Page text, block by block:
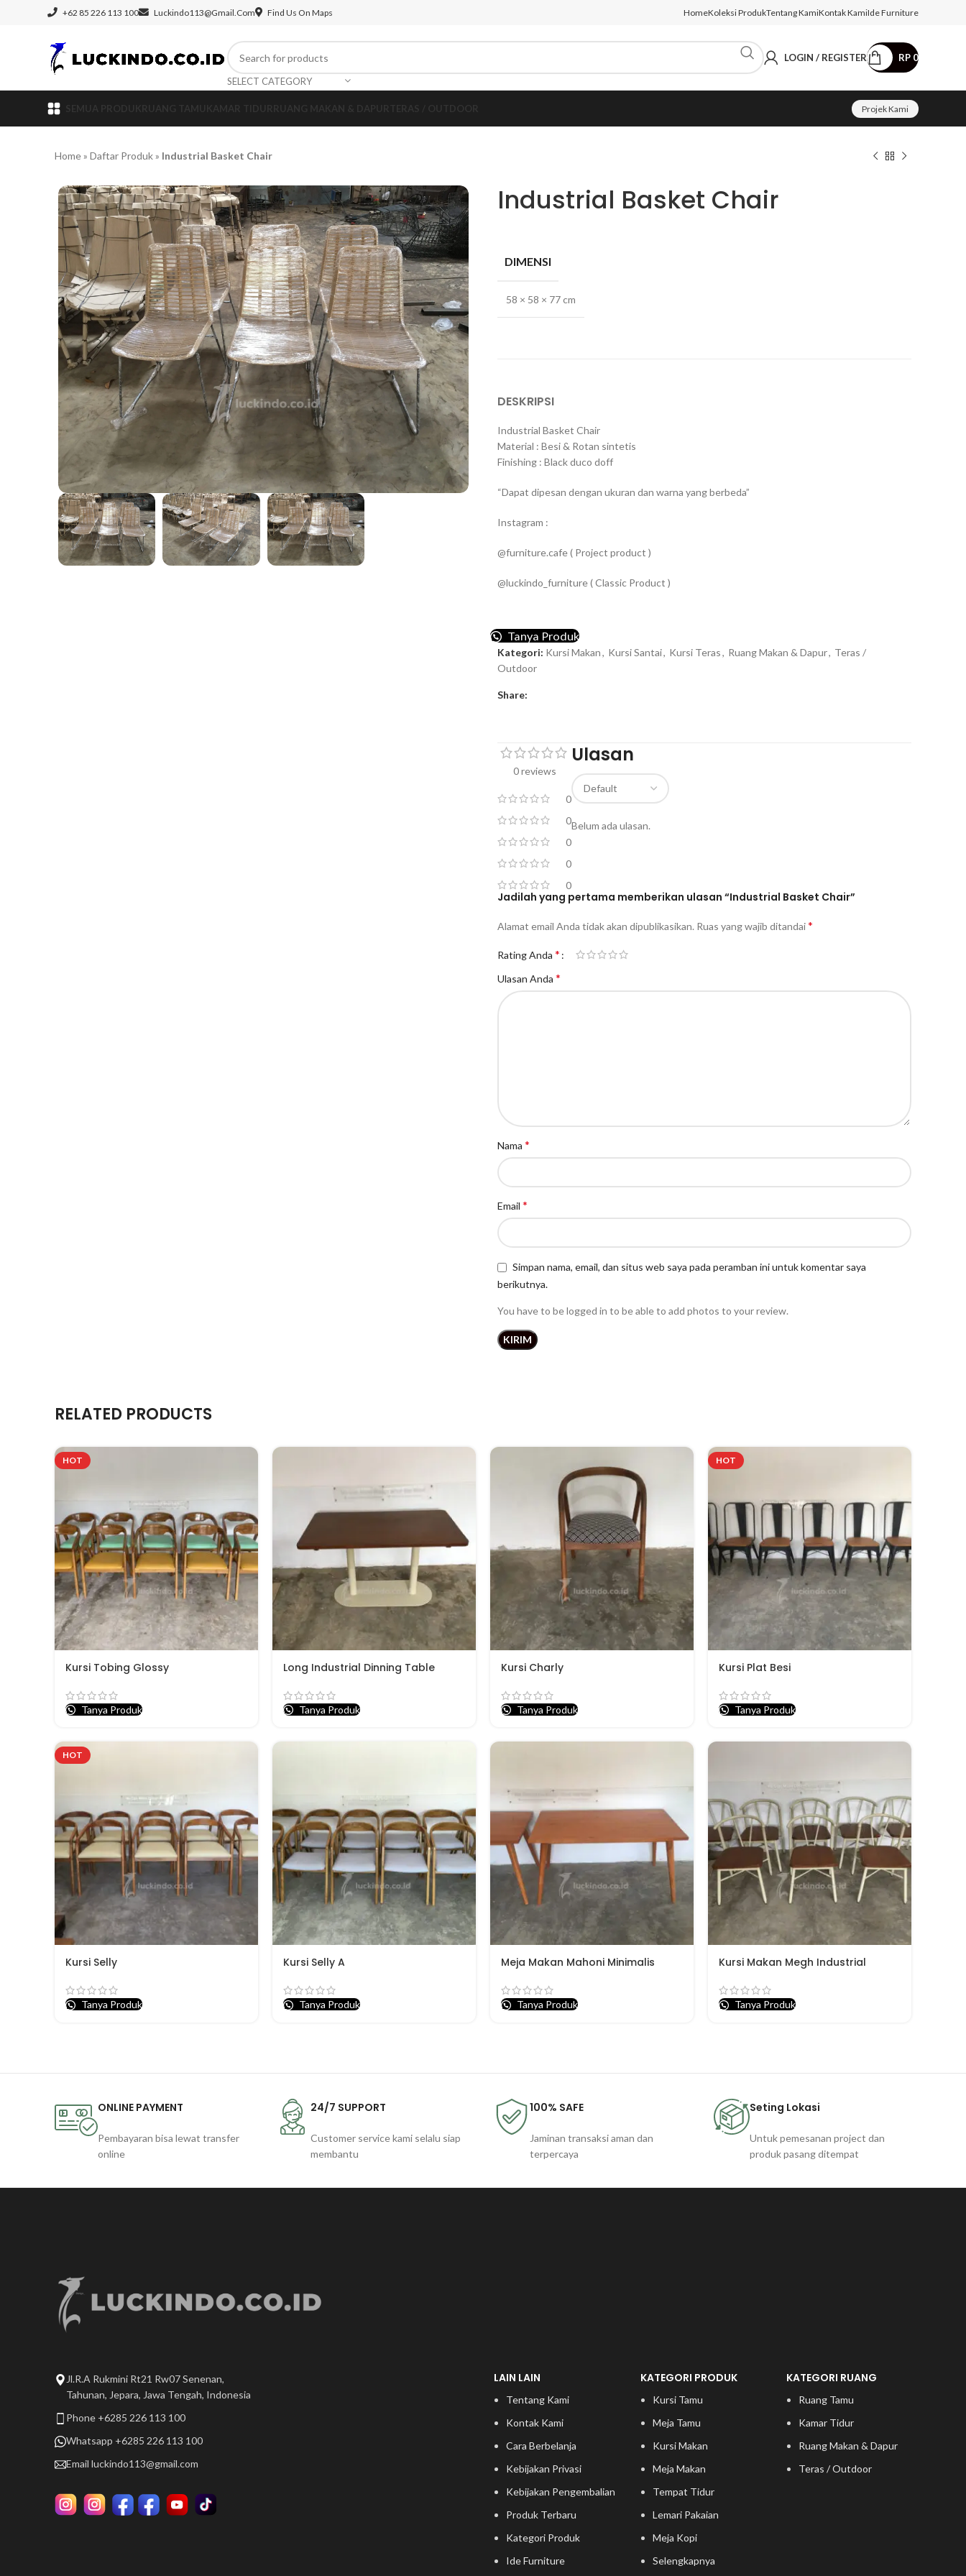
+62 85 226 113 100 Luckindo113@gmail.com Find Us On Maps HomeKoleksi ProdukTentang KamiKontak KamiIde Furniture
SELECT CATEGORY
LOGIN / REGISTER RP 0
Projek Kami
Home» Daftar Produk» Industrial Basket Chair
Industrial Basket Chair
DIMENSI
58 × 58 × 77 cm
DESKRIPSI
Industrial Basket Chair
Material : Besi & Rotan sintetis
Finishing : Black duco doff
“Dapat dipesan dengan ukuran dan warna yang berbeda”
Instagram :
@furniture.cafe ( Project product )
@luckindo_furniture ( Classic Product )
Tanya Produk
Kategori: Kursi Makan, Kursi Santai, Kursi Teras, Ruang Makan & Dapur, Teras /
Outdoor
Share:
0 reviews
0
0
0
0
0
Ulasan
Belum ada ulasan.
Jadilah yang pertama memberikan ulasan “Industrial Basket Chair”
Alamat email Anda tidak akan dipublikasikan. Ruas yang wajib ditandai*
Rating Anda *
Ulasan Anda *
Nama *
Email *
Simpan nama, email, dan situs web saya pada peramban ini untuk komentar saya
berikutnya.
You have to be logged in to be able to add photos to your review.
RELATED PRODUCTS
HOT
Kursi Tobing Glossy
Tanya Produk
Long Industrial Dinning Table
Tanya Produk
Kursi Charly
Tanya Produk
HOT
Kursi Plat Besi
Tanya Produk
HOT
Kursi Selly
Tanya Produk
Kursi Selly A
Tanya Produk
Meja Makan Mahoni Minimalis
Tanya Produk
Kursi Makan Megh Industrial
Tanya Produk
ONLINE PAYMENT
Pembayaran bisa lewat transfer
online
24/7 SUPPORT
Customer service kami selalu siap
membantu
100% SAFE
Jaminan transaksi aman dan
terpercaya
Seting Lokasi
Untuk pemesanan project dan
produk pasang ditempat
Jl.R.A Rukmini Rt21 Rw07 Senenan,
Tahunan, Jepara, Jawa Tengah, Indonesia
Phone +6285 226 113 100
Whatsapp +6285 226 113 100
Email luckindo113@gmail.com
LAIN LAIN
Tentang Kami
Kontak Kami
Cara Berbelanja
Kebijakan Privasi
Kebijakan Pengembalian
Produk Terbaru
Kategori Produk
Ide Furniture
KATEGORI PRODUK
Kursi Tamu
Meja Tamu
Kursi Makan
Meja Makan
Tempat Tidur
Lemari Pakaian
Meja Kopi
Selengkapnya
KATEGORI RUANG
Ruang Tamu
Kamar Tidur
Ruang Makan & Dapur
Teras / Outdoor